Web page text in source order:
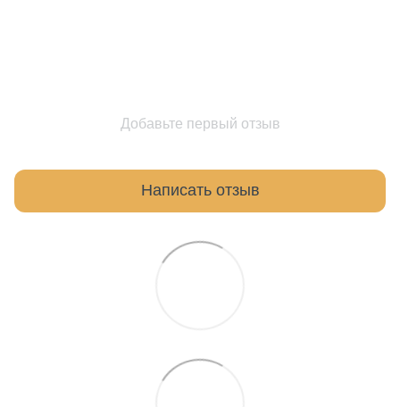
Добавьте первый отзыв
Написать отзыв